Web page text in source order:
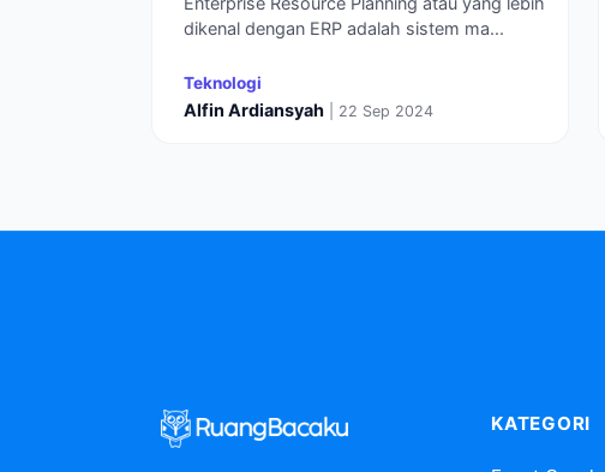
dikenal dengan ERP adalah sistem ma...
Teknologi
Alfin Ardiansyah | 22 Sep 2024
KATEGORI